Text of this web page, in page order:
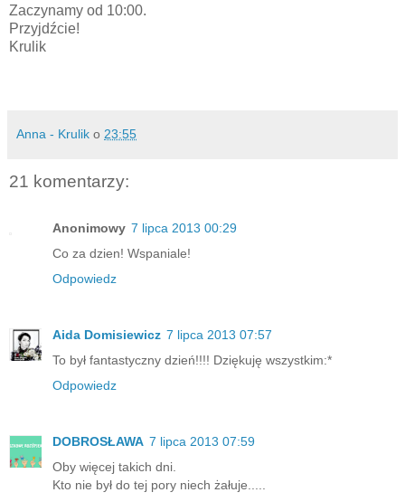
Zaczynamy od 10:00.
Przyjdźcie!
Krulik
Anna - Krulik o 23:55
21 komentarzy:
Anonimowy 7 lipca 2013 00:29
Co za dzien! Wspaniale!
Odpowiedz
Aida Domisiewicz 7 lipca 2013 07:57
To był fantastyczny dzień!!!! Dziękuję wszystkim:*
Odpowiedz
DOBROSŁAWA 7 lipca 2013 07:59
Oby więcej takich dni.
Kto nie był do tej pory niech żałuje.....